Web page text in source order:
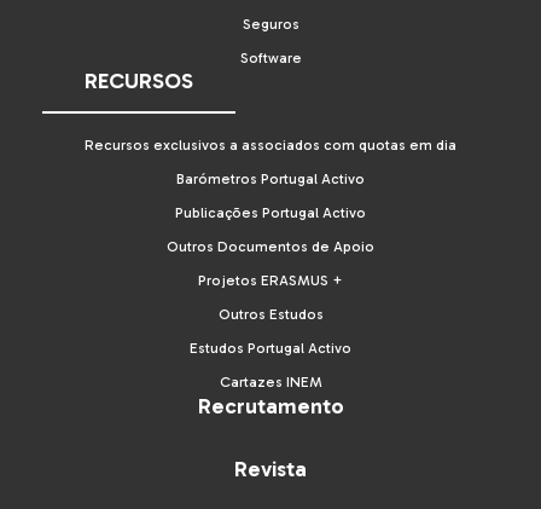
Seguros
Software
RECURSOS
Recursos exclusivos a associados com quotas em dia
Barómetros Portugal Activo
Publicações Portugal Activo
Outros Documentos de Apoio
Projetos ERASMUS +
Outros Estudos
Estudos Portugal Activo
Cartazes INEM
Recrutamento
Revista